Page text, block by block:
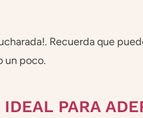
Recuerda que
un poco.
PARA